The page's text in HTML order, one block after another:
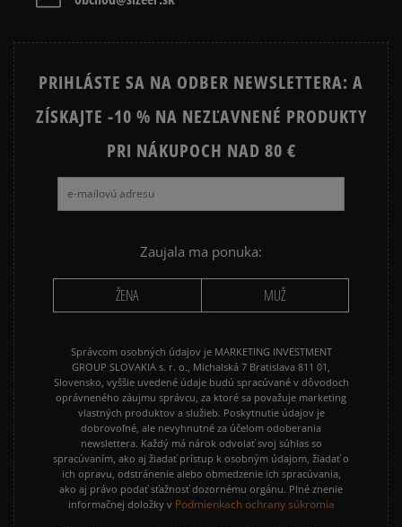
PRIHLÁSTE SA NA ODBER NEWSLETTERA: A
ZÍSKAJTE -10 % NA NEZĽAVNENÉ PRODUKTY
PRI NÁKUPOCH NAD 80 €
Zaujala ma ponuka:
ŽENA MUŽ
Správcom osobných údajov je MARKETING INVESTMENT
GROUP SLOVAKIA s. r. o., Michalská 7 Bratislava 811 01,
Slovensko, vyššie uvedené údaje budú spracúvané v dôvodoch
oprávneného záujmu správcu, za ktoré sa považuje marketing
vlastných produktov a služieb. Poskytnutie údajov je
dobrovoľné, ale nevyhnutné za účelom odoberania
newslettera. Každý má nárok odvolať svoj súhlas so
spracúvaním, ako aj žiadať prístup k osobným údajom, žiadať o
ich opravu, odstránenie alebo obmedzenie ich spracúvania,
ako aj právo podať sťažnosť dozornému orgánu. Plné znenie
informačnej doložky v Podmienkach ochrany súkromia